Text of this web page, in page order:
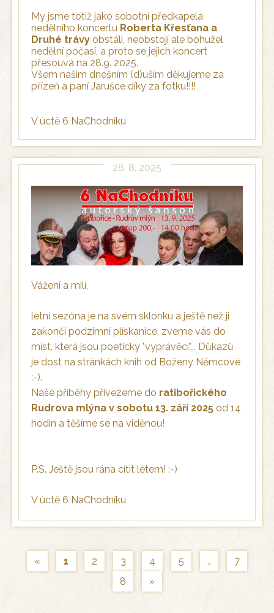
My jsme totiž jako sobotní předkapela
nedělního koncertu Roberta Křesťana a
Druhé trávy obstáli, neobstojí ale bohužel
nedělní počasí, a proto se jejich koncert
přesouvá na 28.9. 2025.
Všem našim dnešním (d)uším děkujeme za
přízeň a paní Jarušce díky za fotku!!!!
V úctě 6 NaChodníku
28. 8. 2025
Vážení a milí,
letní sezóna je na svém sklonku a ještě než ji
zakončí podzimní plískanice, zveme vás do
míst, která jsou poeticky "vyprávěcí"... Důkazů
je dost na stránkách knih od Boženy Němcové
:-).
Naše příběhy přivezeme do ratibořického
Rudrova mlýna v sobotu 13. září 2025 od 14
hodin a těšíme se na viděnou!
P.S. Ještě jsou rána cítit létem! :-)
V úctě 6 NaChodníku
« 1 2 3 4 5 ..
7
8
»